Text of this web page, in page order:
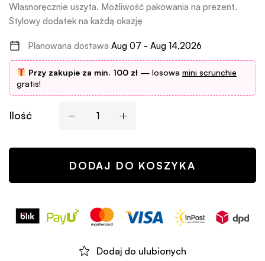
Własnoręcznie uszyta. Możliwość pakowania na prezent.
Stylowy dodatek na każdą okazję
Planowana dostawa Aug 07 - Aug 14,2026
Przy zakupie za min. 100 zł— losowa mini scrunchie
gratis!
Ilość
DODAJ DO KOSZYKA
Dodaj do ulubionych